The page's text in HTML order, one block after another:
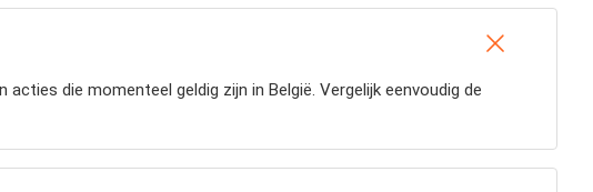
die momenteel geldig zijn in België. Vergelijk eenvoudig de